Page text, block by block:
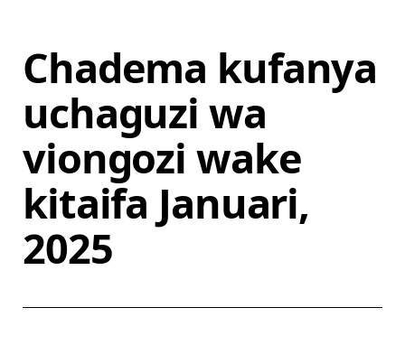
Chadema kufanya
uchaguzi wa
viongozi wake
kitaifa Januari,
2025